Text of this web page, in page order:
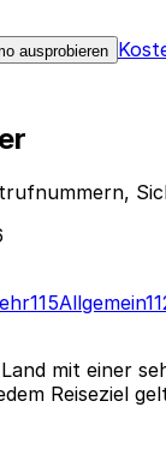
ausprobieren
115Allgemein
mit einer
Reiseziel